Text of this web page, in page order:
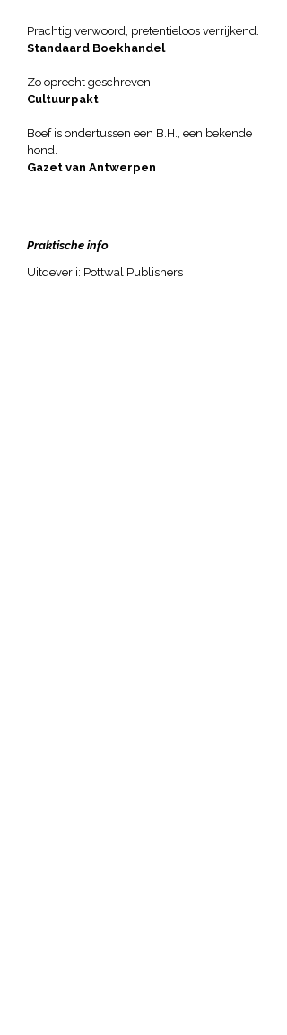
Prachtig verwoord, pretentieloos verrijkend.
Standaard Boekhandel
Zo oprecht geschreven!
Cultuurpakt
Boef is ondertussen een B.H., een bekende
hond.
Gazet van Antwerpen
Praktische info
Uitgeverij: Pottwal Publishers